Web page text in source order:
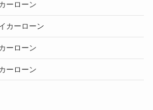
ーローン
カーローン
ーローン
ーローン